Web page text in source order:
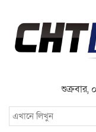
শুক্রবার,